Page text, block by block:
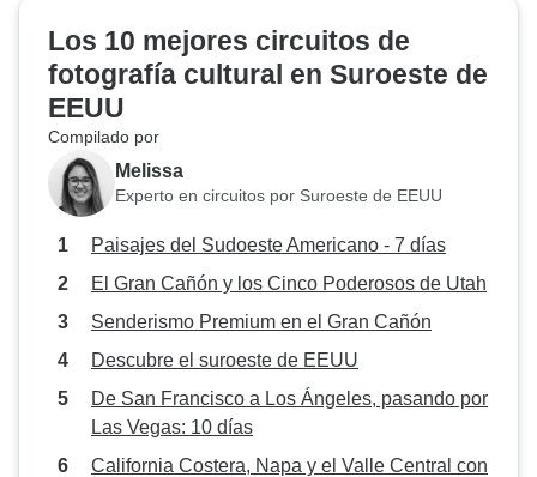
Los 10 mejores circuitos de
fotografía cultural en Suroeste de
EEUU
Compilado por
Melissa
Experto en circuitos por Suroeste de EEUU
Paisajes del Sudoeste Americano - 7 días
El Gran Cañón y los Cinco Poderosos de Utah
Senderismo Premium en el Gran Cañón
Descubre el suroeste de EEUU
De San Francisco a Los Ángeles, pasando por
Las Vegas: 10 días
California Costera, Napa y el Valle Central con